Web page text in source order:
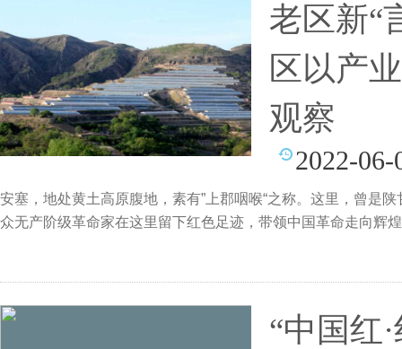
老区新“
区以产
观察
2022-06-
安塞，地处黄土高原腹地，素有”上郡咽喉“之称。这里，曾是
众无产阶级革命家在这里留下红色足迹，带领中国革命走向辉
“中国红